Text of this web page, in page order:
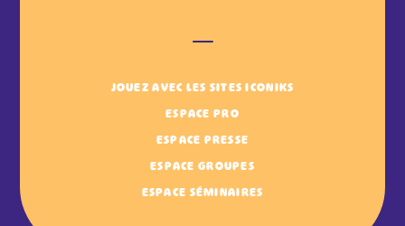
JOUEZ AVEC LES SITES ICONIKS
ESPACE PRO
ESPACE PRESSE
ESPACE GROUPES
ESPACE SÉMINAIRES